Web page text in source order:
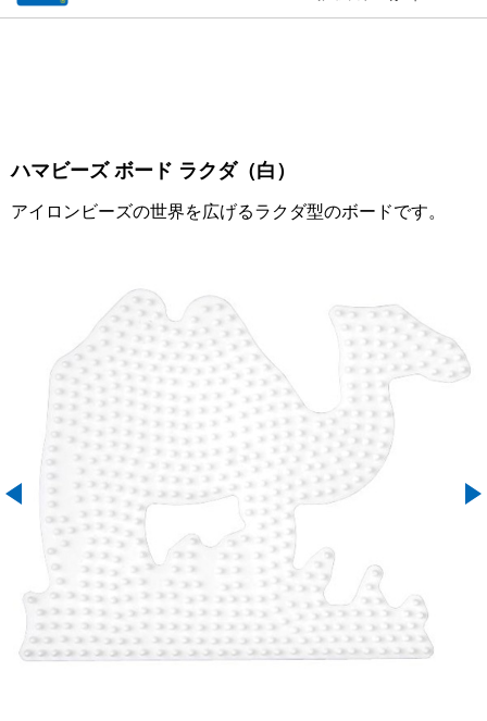
ハマビーズ ボード ラクダ（白）
アイロンビーズの世界を広げるラクダ型のボードです。